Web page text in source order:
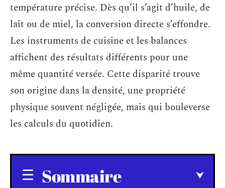
température précise. Dès qu’il s’agit d’huile, de
lait ou de miel, la conversion directe s’effondre.
Les instruments de cuisine et les balances
affichent des résultats différents pour une
même quantité versée. Cette disparité trouve
son origine dans la densité, une propriété
physique souvent négligée, mais qui bouleverse
les calculs du quotidien.
Sommaire